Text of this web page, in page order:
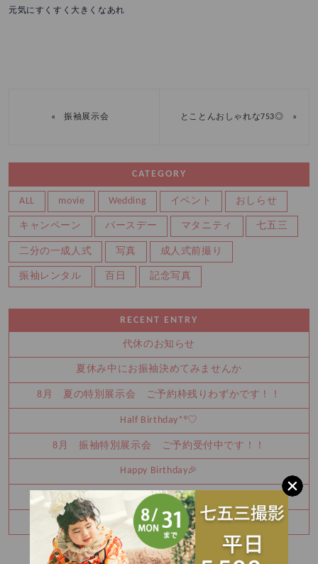
元気にすくすく大きくなあれ♩
« 振袖展示会 とことんおしゃれな753◎ »
CATEGORY
ALL movie Wedding イベント おしらせ
キャンペーン バースデー マタニティ 七五三
二分の一成人式 写真 成人式前撮り
振袖レンタル 百日 記念写真
RECENT ENTRY
代休のお知らせ
夏休み中にお振袖決めてみませんか
8月 夏の特別展示会 ご予約枠残りわずかです！！
Half Birthday‪‪*°♡
8月 振袖特別展示会 ご予約受付中です！！
Happy Birthday🎉
七五三詣りの神社紹介⛩️
8月振袖展示会予約受付中✨